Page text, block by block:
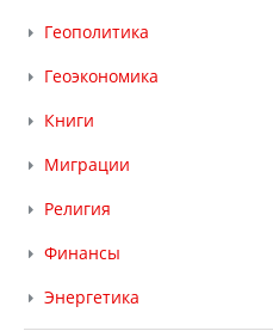
Геополитика
Геоэкономика
Книги
Миграции
Религия
Финансы
Энергетика